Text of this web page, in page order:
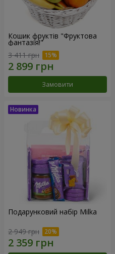
Кошик фруктів "Фруктова
фантазія!"
3 411 грн
Замовити
Подарунковий набір Milka
2 949 грн